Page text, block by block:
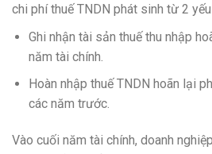
chi phí thuế TNDN phát sinh từ 2
Ghi nhận tài sản thuế thu nhập
năm tài chính.
Hoàn nhập thuế TNDN hoãn lại
các năm trước.
Vào cuối năm tài chính, doanh